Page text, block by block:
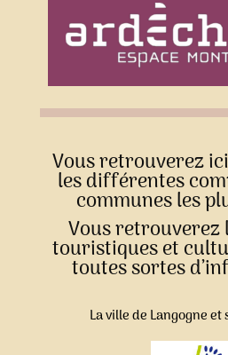
Vous retrouverez
les différentes
communes les
Vous
touristiques et
toutes sortes
La ville de Langogne